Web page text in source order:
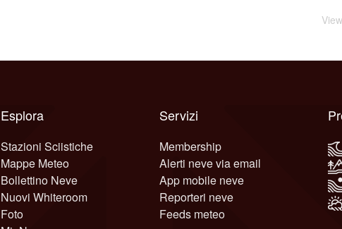
Esplora
Stazioni Sciistiche
Mappe Meteo
Bollettino Neve
Nuovi Whiteroom
Foto
Servizi
Membership
Alerti neve via email
App mobile neve
Reporteri neve
Feeds meteo